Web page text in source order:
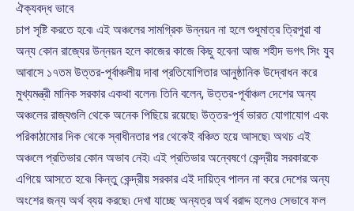
ঐক্যবদ্ধ ভাবে
চাপ সৃষ্টি করতে হবে৷ এই অঞ্চলের সামগ্রিক উন্নয়ন না হলে শুধুমাত্র ত্রিপুরা বা
অন্য কোন রাজ্যের উন্নয়ন হলে কাজের কাজে কিছু হবেনা আজ শহীদ ভগৎ সিং যুব
আবাসে ১৭তম উত্তর-পূর্বাঞ্চলীয় দাবা প্রতিযোগিতার আনুষ্ঠানিক উদ্বোধন করে
মুখ্যমন্ত্রী মানিক সরকার একথা বলেন৷ তিনি বলেন, উত্তর-পূর্বাঞ্চল দেশের অন্য
অঞ্চলের রাজ্যগুলি থেকে অনেক পিছিয়ে রয়েছে৷ উত্তর-পূর্ব ভারত যোগাযোগ এবং
পরিকাঠামোর দিক থেকে স্বাধীনতার পর থেকেই বঞ্চিত হয়ে আসছে৷ অথচ এই
অঞ্চলে প্রতিভার কোন অভাব নেই৷ এই প্রতিভার অন্বেষণে কেন্দ্রীয় সরকারকে
এগিয়ে আসতে হবে৷ কিন্তু কেন্দ্রীয় সরকার এই দায়িত্ব পালন না করে দেশের অন্য
অংশের জন্য অর্থ ব্যয় করছে৷ দেখা যাচ্ছে অন্যত্র অর্থ বরাদ্দ হলেও সেভাবে ফল